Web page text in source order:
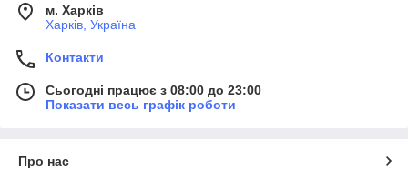
м. Харків
Харків, Україна
Контакти
Сьогодні працює з 08:00 до 23:00
Показати весь графік роботи
Про нас